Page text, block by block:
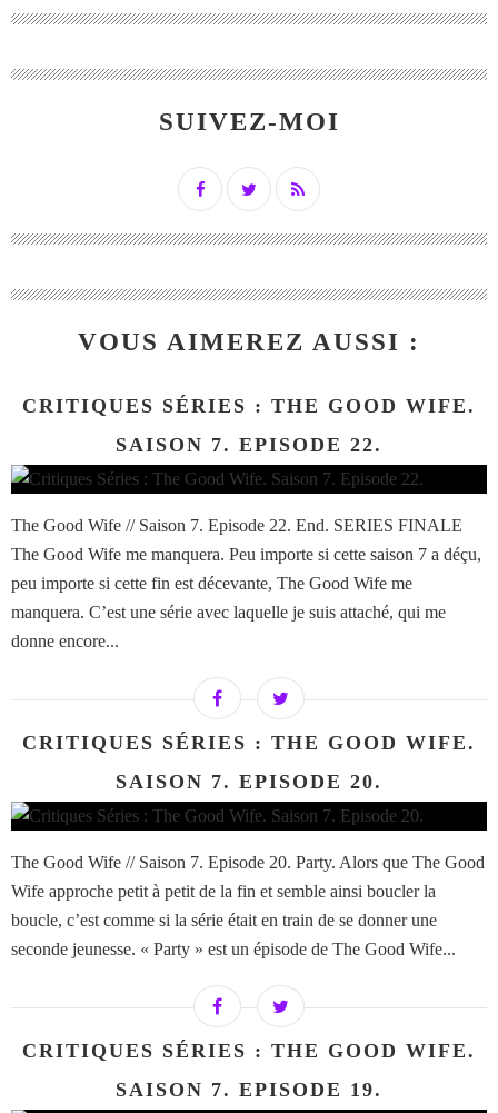
SUIVEZ-MOI
VOUS AIMEREZ AUSSI :
CRITIQUES SÉRIES : THE GOOD WIFE.
SAISON 7. EPISODE 22.
The Good Wife // Saison 7. Episode 22. End. SERIES FINALE
The Good Wife me manquera. Peu importe si cette saison 7 a déçu,
peu importe si cette fin est décevante, The Good Wife me
manquera. C’est une série avec laquelle je suis attaché, qui me
donne encore...
CRITIQUES SÉRIES : THE GOOD WIFE.
SAISON 7. EPISODE 20.
The Good Wife // Saison 7. Episode 20. Party. Alors que The Good
Wife approche petit à petit de la fin et semble ainsi boucler la
boucle, c’est comme si la série était en train de se donner une
seconde jeunesse. « Party » est un épisode de The Good Wife...
CRITIQUES SÉRIES : THE GOOD WIFE.
SAISON 7. EPISODE 19.